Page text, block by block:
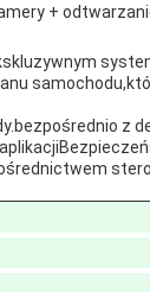
+
z